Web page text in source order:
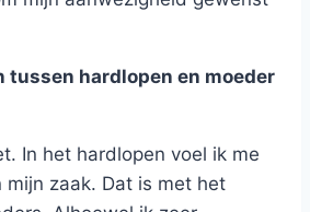
tussen hardlopen en moeder
In het hardlopen voel ik me
mijn zaak. Dat is met het